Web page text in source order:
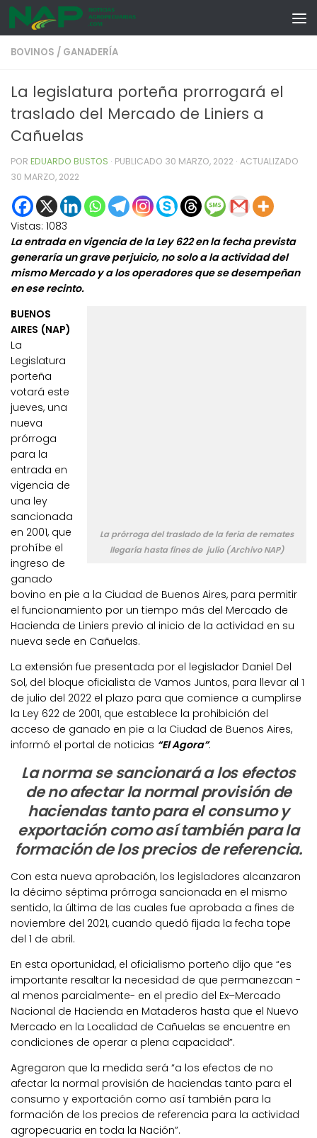
Skip to content
BOVINOS / GANADERÍA
La legislatura porteña prorrogará el
traslado del Mercado de Liniers a
Cañuelas
POR EDUARDO BUSTOS · PUBLICADO 30 MARZO, 2022 · ACTUALIZADO
30 MARZO, 2022
Vistas: 1083
La entrada en vigencia de la Ley 622 en la fecha prevista
generaría un grave perjuicio, no solo a la actividad del
mismo Mercado y a los operadores que se desempeñan
en ese recinto.
La prórroga del traslado de la feria de remates
llegaría hasta fines de julio (Archivo NAP)
BUENOS
AIRES (NAP)
La
Legislatura
porteña
votará este
jueves, una
nueva
prórroga
para la
entrada en
vigencia de
una ley
sancionada
en 2001, que
prohíbe el
ingreso de
ganado
bovino en pie a la Ciudad de Buenos Aires, para permitir
el funcionamiento por un tiempo más del Mercado de
Hacienda de Liniers previo al inicio de la actividad en su
nueva sede en Cañuelas.
La extensión fue presentada por el legislador Daniel Del
Sol, del bloque oficialista de Vamos Juntos, para llevar al 1
de julio del 2022 el plazo para que comience a cumplirse
la Ley 622 de 2001, que establece la prohibición del
acceso de ganado en pie a la Ciudad de Buenos Aires,
informó el portal de noticias “El Agora”.
La norma se sancionará a los efectos
de no afectar la normal provisión de
haciendas tanto para el consumo y
exportación como así también para la
formación de los precios de referencia.
Con esta nueva aprobación, los legisladores alcanzaron
la décimo séptima prórroga sancionada en el mismo
sentido, la última de las cuales fue aprobada a fines de
noviembre del 2021, cuando quedó fijada la fecha tope
del 1 de abril.
En esta oportunidad, el oficialismo porteño dijo que “es
importante resaltar la necesidad de que permanezcan -
al menos parcialmente- en el predio del Ex–Mercado
Nacional de Hacienda en Mataderos hasta que el Nuevo
Mercado en la Localidad de Cañuelas se encuentre en
condiciones de operar a plena capacidad”.
Agregaron que la medida será “a los efectos de no
afectar la normal provisión de haciendas tanto para el
consumo y exportación como así también para la
formación de los precios de referencia para la actividad
agropecuaria en toda la Nación”.